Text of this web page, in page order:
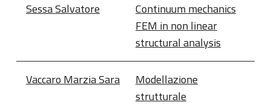
Sessa Salvatore
Continuum mechanics
FEM in non linear
structural analysis
Vaccaro Marzia Sara
Modellazione
strutturale